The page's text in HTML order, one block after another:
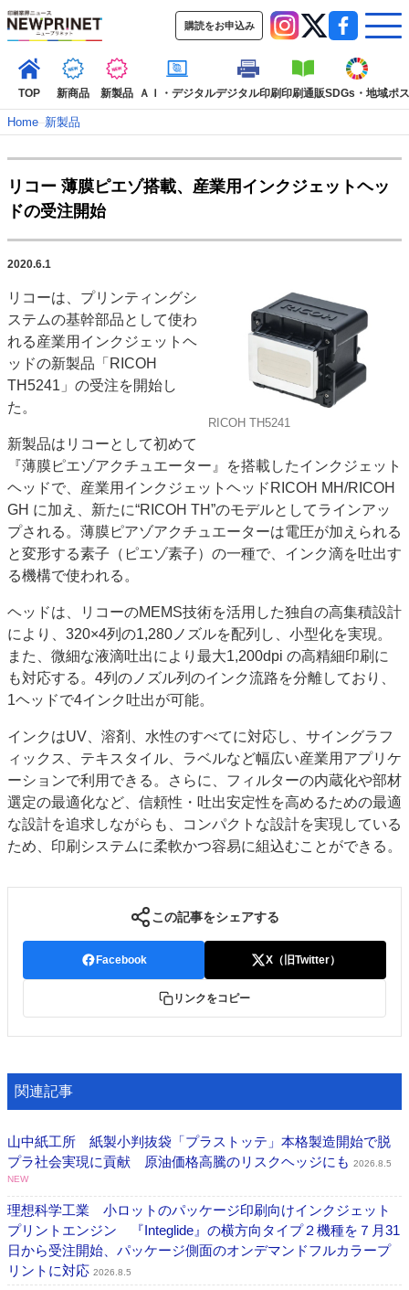
購読をお申込み
TOP 新商品 新製品 ＡＩ・デジタルデジタル印刷印刷通販SDGs・地域ポ
TOP
新着記事
インタビュー
SDGs・地域
ポストプレス ビジネス イベント 信用情報
業界
市場・統計
人事・移転・異動・訃報
特集記事カテゴリー一覧
2022 見える化・MIS特集
特集・デジタル印刷 アイデアで勝負！ ～多様なビジネス・多彩な商材～
JAPAN PACK 2023 特集
中古印刷機・製本機特集
特集・デジタル印刷 ～ 新成長軌道を描く
案内
発刊案内
JFPI印刷用語集 印刷機材年鑑
運営
会社案内
購読・購入申し込み
サイトポリシー
お問い合わせ
Home–新製品
リコー 薄膜ピエゾ搭載、産業用インクジェットヘッ
ドの受注開始
2020.6.1
RICOH TH5241
リコーは、プリンティングシ
ステムの基幹部品として使わ
れる産業用インクジェットヘ
ッドの新製品「RICOH
TH5241」の受注を開始し
た。
新製品はリコーとして初めて
『薄膜ピエゾアクチュエーター』を搭載したインクジェット
ヘッドで、産業用インクジェットヘッドRICOH MH/RICOH
GH に加え、新たに“RICOH TH”のモデルとしてラインアッ
プされる。薄膜ピアゾアクチュエーターは電圧が加えられる
と変形する素子（ピエゾ素子）の一種で、インク滴を吐出す
る機構で使われる。
ヘッドは、リコーのMEMS技術を活用した独自の高集積設計
により、320×4列の1,280ノズルを配列し、小型化を実現。
また、微細な液滴吐出により最大1,200dpi の高精細印刷に
も対応する。4列のノズル列のインク流路を分離しており、
1ヘッドで4インク吐出が可能。
インクはUV、溶剤、水性のすべてに対応し、サイングラフ
ィックス、テキスタイル、ラベルなど幅広い産業用アプリケ
ーションで利用できる。さらに、フィルターの内蔵化や部材
選定の最適化など、信頼性・吐出安定性を高めるための最適
な設計を追求しながらも、コンパクトな設計を実現している
ため、印刷システムに柔軟かつ容易に組込むことができる。
この記事をシェアする
Facebook X（旧Twitter）
リンクをコピー
関連記事
山中紙工所 紙製小判抜袋「プラストッテ」本格製造開始で脱
プラ社会実現に貢献 原油価格高騰のリスクヘッジにも 2026.8.5
NEW
理想科学工業 小ロットのパッケージ印刷向けインクジェット
プリントエンジン 『Integlide』の横方向タイプ２機種を７月31
日から受注開始、パッケージ側面のオンデマンドフルカラープ
リントに対応 2026.8.5